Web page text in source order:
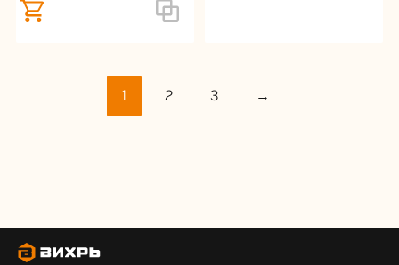
1 2 3 →